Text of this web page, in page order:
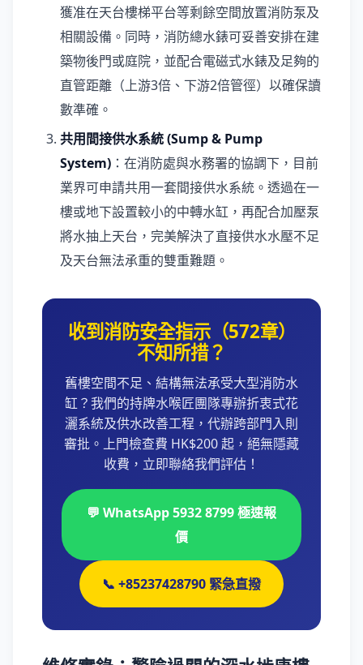
獲准在天台樓梯平台等剩餘空間放置消防泵及
相關設備。同時，消防總水錶可妥善安排在建
築物後門或庭院，並配合電磁式水錶及足夠的
直管距離（上游3倍、下游2倍管徑）以確保讀
數準確。
共用間接供水系統 (Sump & Pump
System) ：在消防處與水務署的協調下，目前
業界可申請共用一套間接供水系統。透過在一
樓或地下設置較小的中轉水缸，再配合加壓泵
將水抽上天台，完美解決了直接供水水壓不足
及天台無法承重的雙重難題。
收到消防安全指示（572章）
不知所措？
舊樓空間不足、結構無法承受大型消防水
缸？我們的持牌水喉匠團隊專辦折衷式花
灑系統及供水改善工程，代辦跨部門入則
審批。上門檢查費 HK$200 起，絕無隱藏
收費，立即聯絡我們評估！
💬 WhatsApp 5932 8799 極速報
價
📞 +85237428790 緊急直撥